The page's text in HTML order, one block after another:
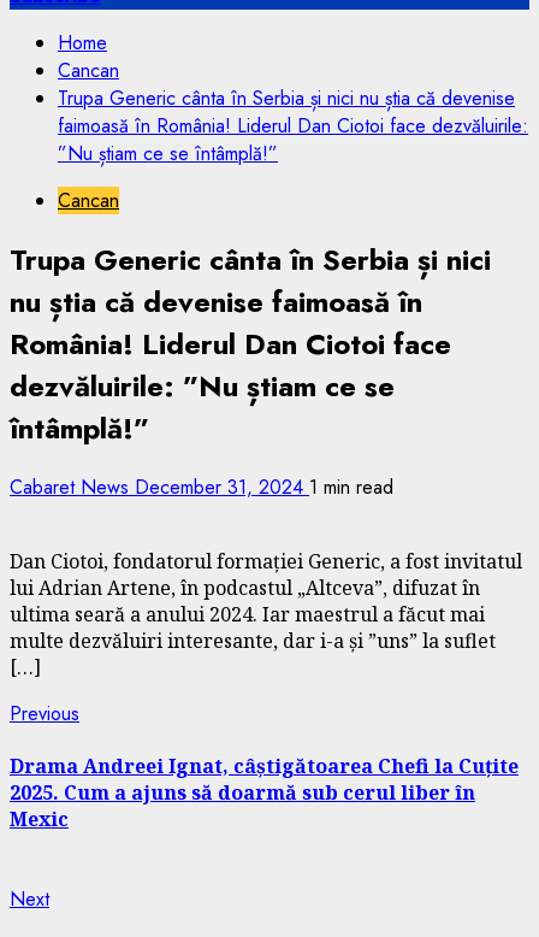
Home
Cancan
Trupa Generic cânta în Serbia și nici nu știa că devenise
faimoasă în România! Liderul Dan Ciotoi face dezvăluirile:
”Nu știam ce se întâmplă!”
Cancan
Trupa Generic cânta în Serbia și nici
nu știa că devenise faimoasă în
România! Liderul Dan Ciotoi face
dezvăluirile: ”Nu știam ce se
întâmplă!”
Cabaret News December 31, 2024 1 min read
Dan Ciotoi, fondatorul formației Generic, a fost invitatul
lui Adrian Artene, în podcastul „Altceva”, difuzat în
ultima seară a anului 2024. Iar maestrul a făcut mai
multe dezvăluiri interesante, dar i-a și ”uns” la suflet
[…]
Continue
Reading
Previous
Drama Andreei Ignat, câștigătoarea Chefi la Cuțite
2025. Cum a ajuns să doarmă sub cerul liber în
Mexic
NextNext